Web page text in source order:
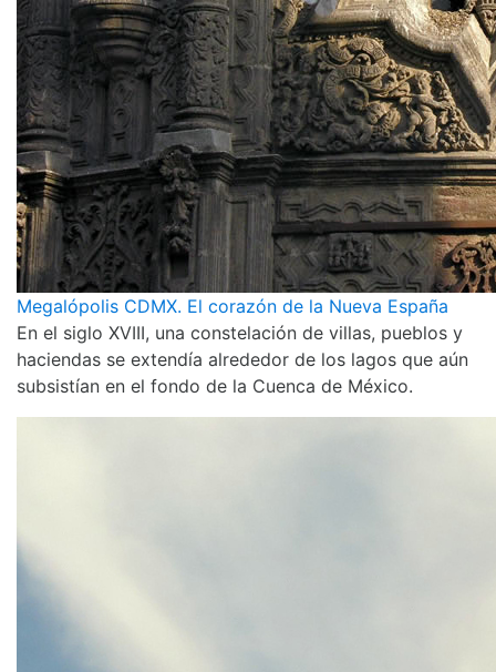
Megalópolis CDMX. El corazón de la Nueva España
En el siglo XVIII, una constelación de villas, pueblos y
haciendas se extendía alrededor de los lagos que aún
subsistían en el fondo de la Cuenca de México.